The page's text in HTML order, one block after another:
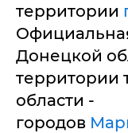
территории
Донецкой
территории
области -
городов